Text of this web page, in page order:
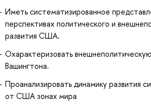
Иметь систематизированное
перспективах политического и
развития США.
Охарактеризовать
Вашингтона.
Проанализировать динамику развития
от США зонах мира